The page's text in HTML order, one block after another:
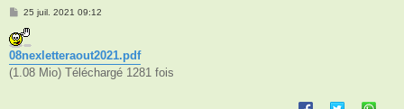
M
s
s
a
g
e
25 juil. 2021 09:12
08nexletteraout2021.pdf
(1.08 Mio) Téléchargé 1281 fois